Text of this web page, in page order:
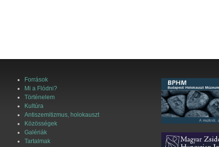
Források
Mi a Flódni?
Történelem
Kultúra
Antiszemitizmus, holokauszt
Közösségek
Galériák
Tartalmak